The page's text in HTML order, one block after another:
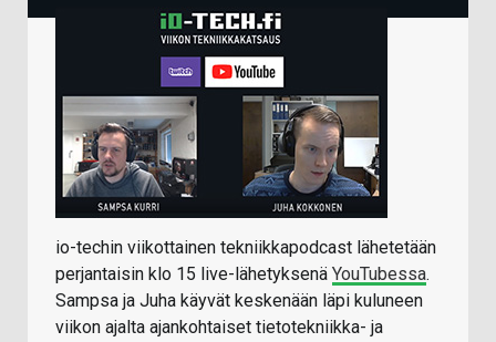
io-techin viikottainen tekniikkapodcast lähetetään
perjantaisin klo 15 live-lähetyksenä YouTubessa.
Sampsa ja Juha käyvät keskenään läpi kuluneen
viikon ajalta ajankohtaiset tietotekniikka- ja